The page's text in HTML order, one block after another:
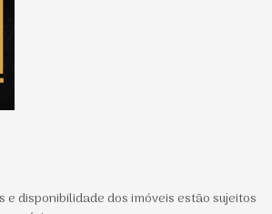
e disponibilidade dos imóveis estão sujeitos